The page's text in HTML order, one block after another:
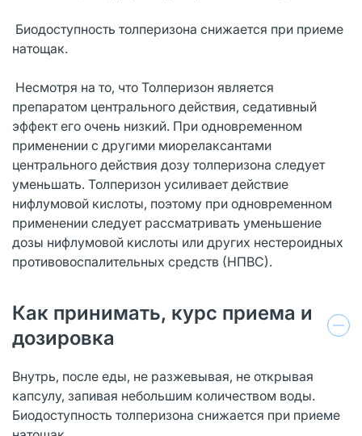
Биодоступность толперизона снижается при приеме
натощак.
Несмотря на то, что Толперизон является
препаратом центрального действия, седативный
эффект его очень низкий. При одновременном
применении с другими миорелаксантами
центрального действия дозу толперизона следует
уменьшать. Толперизон усиливает действие
нифлумовой кислоты, поэтому при одновременном
применении следует рассматривать уменьшение
дозы нифлумовой кислоты или других нестероидных
противовоспалительных средств (НПВС).
Как принимать, курс приема и
дозировка
Внутрь, после еды, не разжевывая, не открывая
капсулу, запивая небольшим количеством воды.
Биодоступность толперизона снижается при приеме